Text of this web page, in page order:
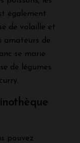
également
de volaille et
amateurs de
se marie
de légumes
pouvez